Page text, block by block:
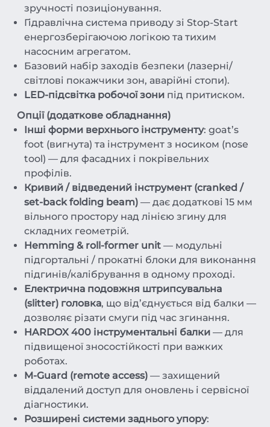
зручності позиціонування.
Гідравлічна система приводу зі Stop-Start
енергозберігаючою логікою та тихим
насосним агрегатом.
Базовий набір заходів безпеки (лазерні/
світлові покажчики зон, аварійні стопи).
LED-підсвітка робочої зони під притиском.
Опції (додаткове обладнання)
Інші форми верхнього інструменту: goat’s
foot (вигнута) та інструмент з носиком (nose
tool) — для фасадних і покрівельних
профілів.
Кривий / відведений інструмент (cranked /
set-back folding beam) — дає додаткові 15 мм
вільного простору над лінією згину для
складних геометрій.
Hemming & roll-former unit — модульні
підгортальні / прокатні блоки для виконання
підгинів/калібрування в одному проході.
Електрична подовжня штрипсувальна
(slitter) головка, що від’єднується від балки —
дозволяє різати смуги під час згинання.
HARDOX 400 інструментальні балки — для
підвищеної зносостійкості при важких
роботах.
M-Guard (remote access) — захищений
віддалений доступ для оновлень і сервісної
діагностики.
Розширені системи заднього упору: